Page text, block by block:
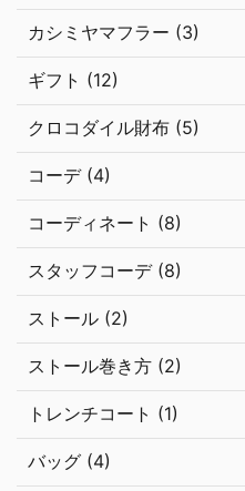
カシミヤマフラー (3)
ギフト (12)
クロコダイル財布 (5)
コーデ (4)
コーディネート (8)
スタッフコーデ (8)
ストール (2)
ストール巻き方 (2)
トレンチコート (1)
バッグ (4)